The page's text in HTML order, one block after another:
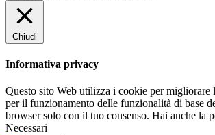
Chiudi
Informativa privacy
Questo sito Web utilizza i cookie per migliorare
per il funzionamento delle funzionalità di base
browser solo con il tuo consenso. Hai anche la
Necessari